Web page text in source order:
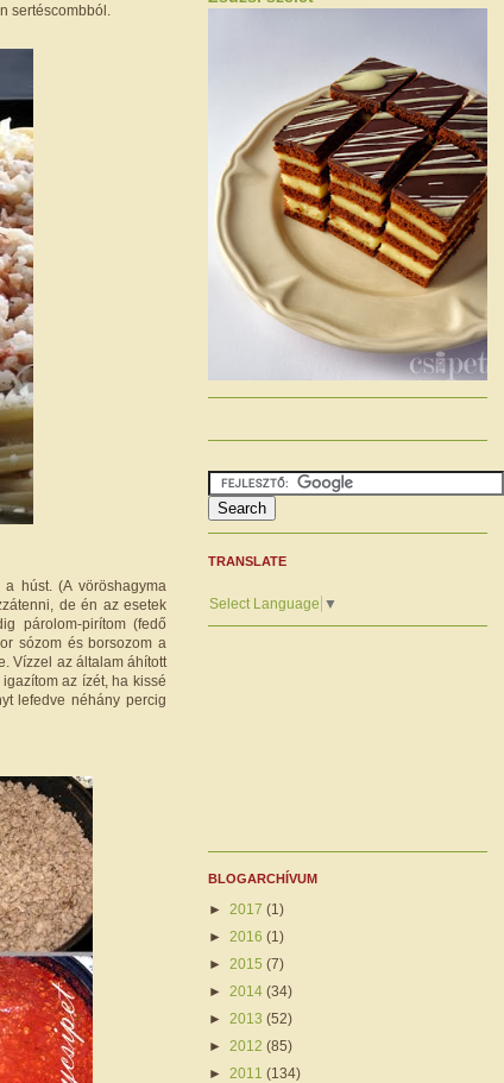
sertéscombból.
húst. (A vöröshagyma
de én az esetek
párolom-pirítom (fedő
sózom és borsozom a
Vízzel az általam áhított
az ízét, ha kissé
lefedve néhány percig
TRANSLATE
Select Language ▼
BLOGARCHÍVUM
► 2017 (1)
► 2016 (1)
► 2015 (7)
► 2014 (34)
► 2013 (52)
► 2012 (85)
► 2011 (134)